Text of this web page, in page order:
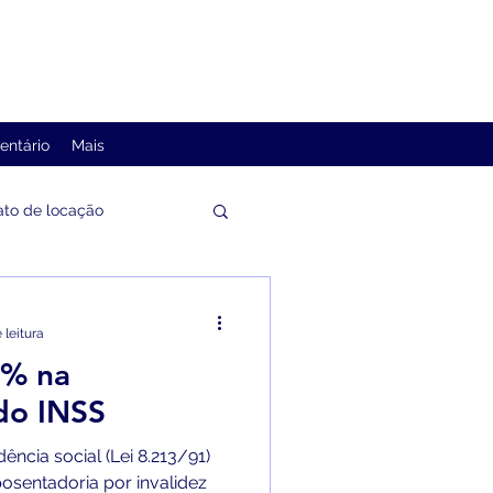
Mais
de locação
na
INSS
social (Lei 8.213/91)
por invalidez
leitura